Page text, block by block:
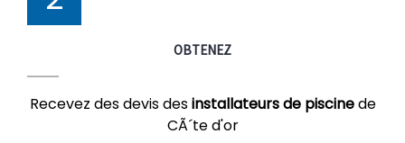
OBTENEZ
Recevez des devis desinstallateurs de piscinede
CÃ´te d'or